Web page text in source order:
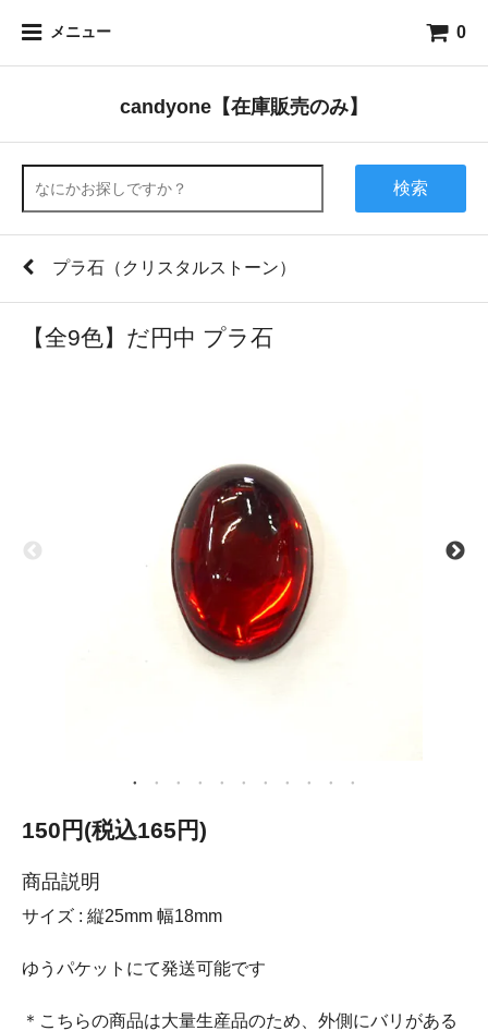
メニュー 0
candyone【在庫販売のみ】
検索
プラ石（クリスタルストーン）
【全9色】だ円中 プラ石
150円(税込165円)
商品説明
サイズ : 縦25mm 幅18mm
ゆうパケットにて発送可能です
＊こちらの商品は大量生産品のため、外側にバリがある